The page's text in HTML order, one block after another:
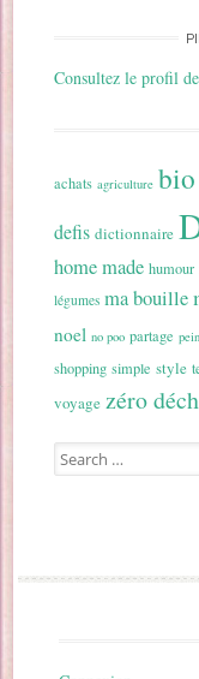
Consultez le profil
achats agriculture bio
defis dictionnaire
home made humour
légumes ma bouille
noel no poo partage
shopping simple style
voyage zéro
Search for: